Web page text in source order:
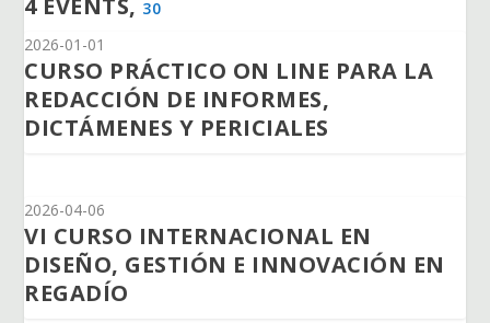
30
2026-01-01
CURSO PRÁCTICO ON LINE PARA LA
REDACCIÓN DE INFORMES,
DICTÁMENES Y PERICIALES
2026-04-06
VI CURSO INTERNACIONAL EN
DISEÑO, GESTIÓN E INNOVACIÓN EN
REGADÍO